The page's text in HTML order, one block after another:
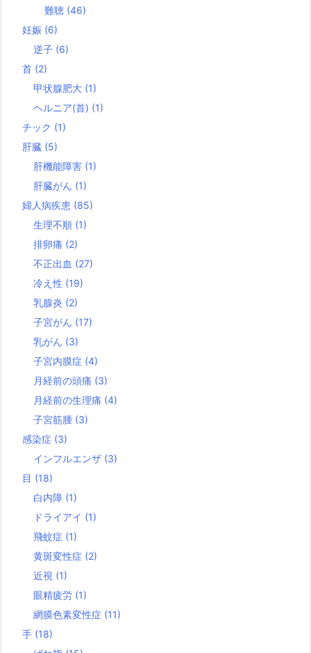
難聴 (46)
妊娠 (6)
逆子 (6)
首 (2)
甲状腺肥大 (1)
ヘルニア(首) (1)
チック (1)
肝臓 (5)
肝機能障害 (1)
肝臓がん (1)
婦人病疾患 (85)
生理不順 (1)
排卵痛 (2)
不正出血 (27)
冷え性 (19)
乳腺炎 (2)
子宮がん (17)
乳がん (3)
子宮内膜症 (4)
月経前の頭痛 (3)
月経前の生理痛 (4)
子宮筋腫 (3)
感染症 (3)
インフルエンザ (3)
目 (18)
白内障 (1)
ドライアイ (1)
飛蚊症 (1)
黄斑変性症 (2)
近視 (1)
眼精疲労 (1)
網膜色素変性症 (11)
手 (18)